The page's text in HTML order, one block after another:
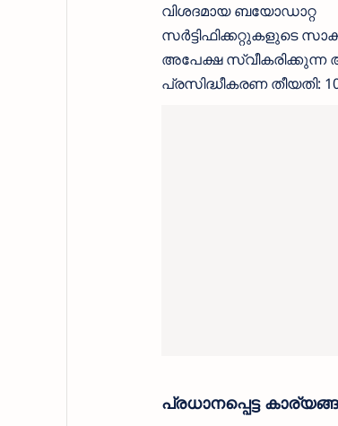
വിശദമായ ബയോഡാറ്റ
സർട്ടിഫിക്കറ്റുകളുടെ
അപേക്ഷ സ്വീകരിക്കുന്ന
പ്രസിദ്ധീകരണ തീയതി:
പ്രധാനപ്പെട്ട